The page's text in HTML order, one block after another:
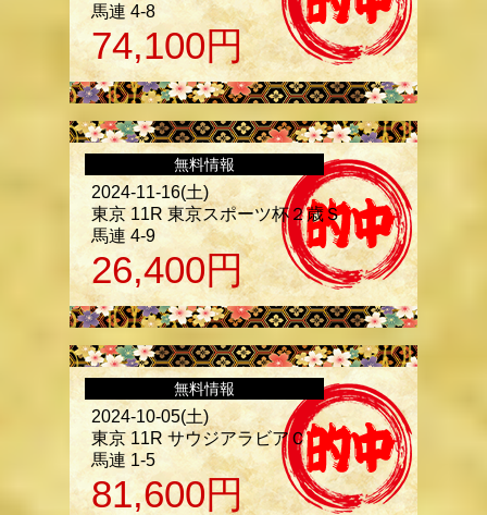
馬連 4-8
74,100円
無料情報
2024-11-16(土)
東京 11R 東京スポーツ杯２歳Ｓ
馬連 4-9
26,400円
無料情報
2024-10-05(土)
東京 11R サウジアラビアＣ
馬連 1-5
81,600円